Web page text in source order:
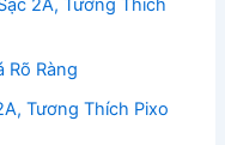
2A, Tương Thích
Rõ Ràng
Tương Thích Pixo